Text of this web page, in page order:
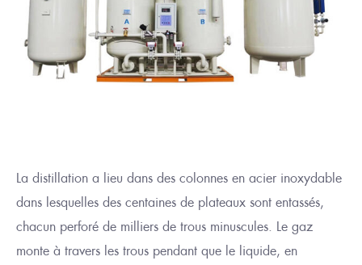
La distillation a lieu dans des colonnes en acier inoxydable
dans lesquelles des centaines de plateaux sont entassés,
chacun perforé de milliers de trous minuscules. Le gaz
monte à travers les trous pendant que le liquide, en